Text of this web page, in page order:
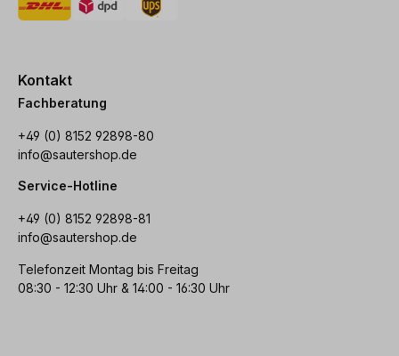
Kontakt
Fachberatung
+49 (0) 8152 92898-80
info@sautershop.de
Service-Hotline
+49 (0) 8152 92898-81
info@sautershop.de
Telefonzeit Montag bis Freitag
08:30 - 12:30 Uhr & 14:00 - 16:30 Uhr